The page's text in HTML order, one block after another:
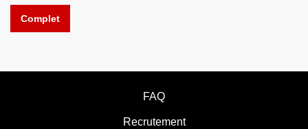
Complet
FAQ
Recrutement